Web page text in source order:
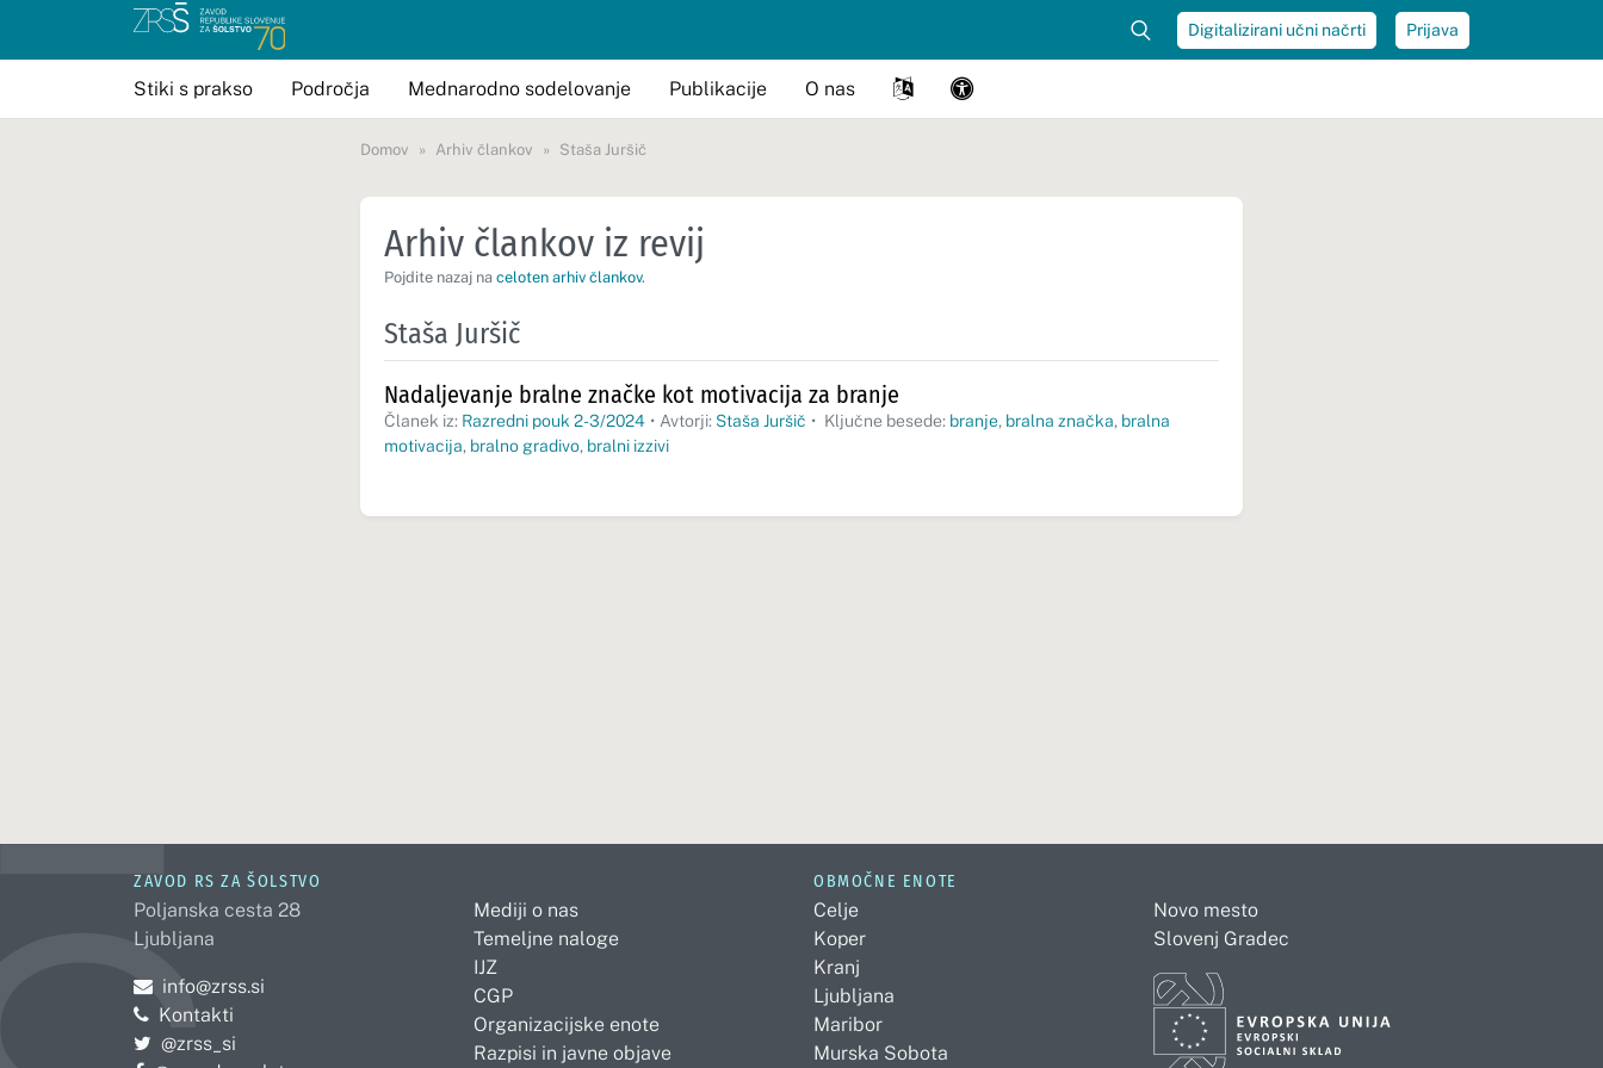
Digitalizirani učni načrti Prijava
Stiki s prakso Področja Mednarodno sodelovanje Publikacije O nas
Domov Arhiv člankov Staša Juršič
Arhiv člankov iz revij
Pojdite nazaj na celoten arhiv člankov.
Staša Juršič
Nadaljevanje bralne značke kot motivacija za branje
Članek iz: Razredni pouk 2-3/2024 • Avtorji: Staša Juršič • Ključne besede: branje, bralna značka, bralna
motivacija, bralno gradivo, bralni izzivi
ZAVOD RS ZA ŠOLSTVO
Poljanska cesta 28
Ljubljana
Pošljite e-mail na
info@zrss.si
Kontakti
Pojdite na Twitter:
@zrss_si
Mediji o nas
Temeljne naloge
IJZ
CGP
Organizacijske enote
Razpisi in javne objave
OBMOČNE ENOTE
Celje
Koper
Kranj
Ljubljana
Maribor
Murska Sobota
Novo mesto
Slovenj Gradec